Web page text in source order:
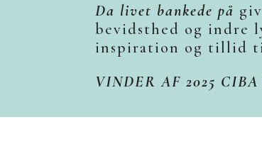
Da livet bankede på
bevidsthed og indre
inspiration og tillid
VINDER AF 2025